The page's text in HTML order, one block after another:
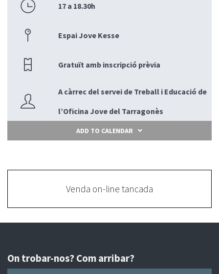
17 a 18.30h
Espai Jove Kesse
Gratuït amb inscripció prèvia
A càrrec del servei de Treball i Educació de
l’Oficina Jove del Tarragonès
ADD TO CALENDAR
Venda on-line tancada
On trobar-nos? Com arribar?